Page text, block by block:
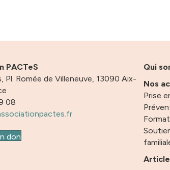
PACTeS
Pl. Romée de Villeneuve, 13090 Aix-
08
don
Qui
Nos
Prise